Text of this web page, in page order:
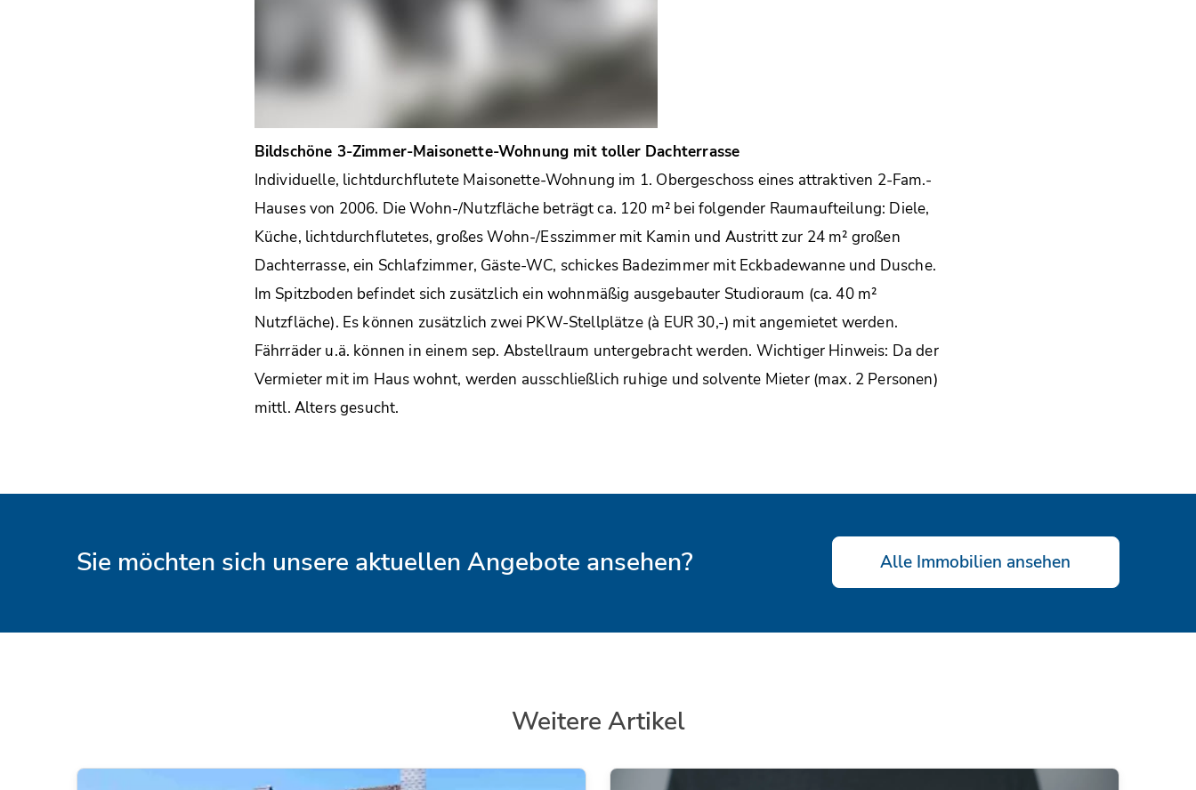
Bildschöne 3-Zimmer-Maisonette-Wohnung mit toller Dachterrasse
Individuelle, lichtdurchflutete Maisonette-Wohnung im 1. Obergeschoss eines attraktiven 2-Fam.-
Hauses von 2006. Die Wohn-/Nutzfläche beträgt ca. 120 m² bei folgender Raumaufteilung: Diele,
Küche, lichtdurchflutetes, großes Wohn-/Esszimmer mit Kamin und Austritt zur 24 m² großen
Dachterrasse, ein Schlafzimmer, Gäste-WC, schickes Badezimmer mit Eckbadewanne und Dusche.
Im Spitzboden befindet sich zusätzlich ein wohnmäßig ausgebauter Studioraum (ca. 40 m²
Nutzfläche). Es können zusätzlich zwei PKW-Stellplätze (à EUR 30,-) mit angemietet werden.
Fährräder u.ä. können in einem sep. Abstellraum untergebracht werden. Wichtiger Hinweis: Da der
Vermieter mit im Haus wohnt, werden ausschließlich ruhige und solvente Mieter (max. 2 Personen)
mittl. Alters gesucht.
Sie möchten sich unsere aktuellen Angebote ansehen? Alle Immobilien ansehen
Weitere Artikel